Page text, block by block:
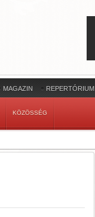
MAGAZIN REPERTÓRIUM
KÖZÖSSÉG